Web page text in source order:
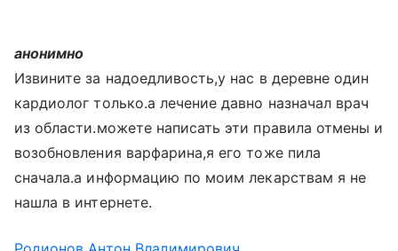
анонимно
Извините за надоедливость,у нас в деревне один
кардиолог только.а лечение давно назначал врач
из области.можете написать эти правила отмены и
возобновления варфарина,я его тоже пила
сначала.а информацию по моим лекарствам я не
нашла в интернете.